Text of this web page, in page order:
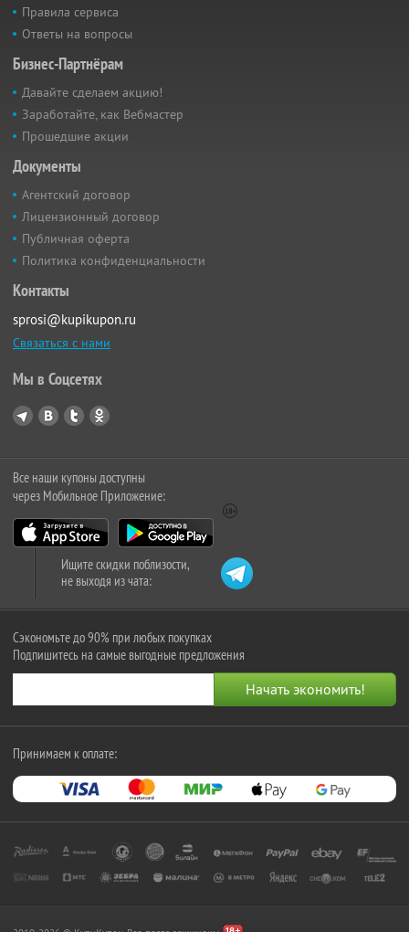
Правила сервиса
Ответы на вопросы
Бизнес-Партнёрам
Давайте сделаем акцию!
Заработайте, как Вебмастер
Прошедшие акции
Документы
Агентский договор
Лицензионный договор
Публичная оферта
Политика конфиденциальности
Контакты
sprosi@kupikupon.ru
Связаться с нами
Мы в Соцсетях
Все наши купоны доступны
через Мобильное Приложение:
Ищите скидки поблизости,
не выходя из чата:
Сэкономьте до 90% при любых покупках
Подпишитесь на самые выгодные предложения
Принимаем к оплате: